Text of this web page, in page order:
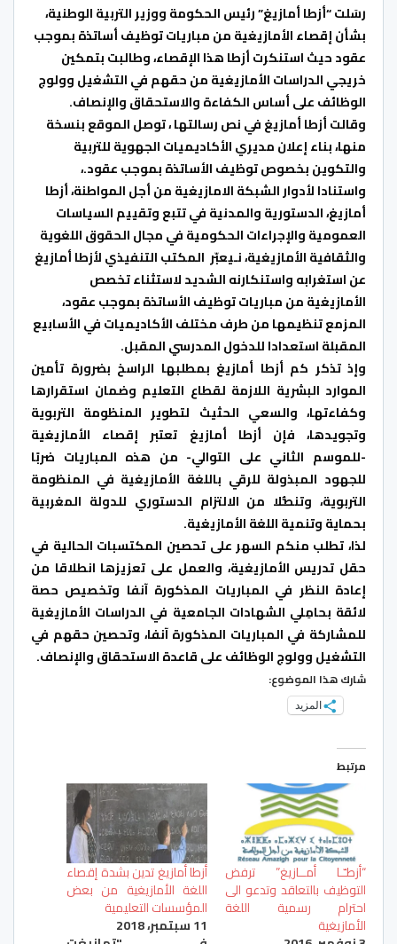
رسَلت “أزطا أمازيغ” رئيس الحكومة ووزير التربية الوطنية،
بشأن إقصاء الأمازيغية من مباريات توظيف أساتذة بموجب
عقودحيث استنكرت أزطا هذا الإقصاء، وطالبت بتمكين
خريجي الدراسات الأمازيغية من حقهم في التشغيل وولوج
الوظائف على أساس الكفاءة والاستحقاق والإنصاف.
وقالت أزطا أمازيغ في نص رسالتها ، توصل الموقع بنسخة
منها، بناء إعلان مديري الأكاديميات الجهوية للتربية
والتكوين بخصوص توظيف الأساتذة بموجب عقود.،
واستنادا لأدوار الشبكة الامازيغية من أجل المواطنة، أزطا
أمازيغ، الدستورية والمدنية في تتبع وتقييم السياسات
العمومية والإجراءات الحكومية في مجال الحقوق اللغوية
والثقافية الأمازيغية، نـيعبّر المكتب التنفيذي لأزطا أمازيغ
عن استغرابه واستنكارنه الشديد لاستثناء تخصص
الأمازيغية من مباريات توظيف الأساتذة بموجب عقود،
المزمع تنظيمها من طرف مختلف الأكاديميات في الأسابيع
المقبلة استعدادا للدخول المدرسي المقبل.
وإذ تذكر كم أزطا أمازيغ بمطلبها الراسخ بضرورة تأمين
الموارد البشرية اللازمة لقطاع التعليم وضمان استقرارها
وكفاءتها، والسعي الحثيث لتطوير المنظومة التربوية
وتجويدها، فإن أزطا أمازيغ تعتبر إقصاء الأمازيغية
-للموسم الثاني على التوالي- من هذه المباريات ضربًا
للجهود المبذولة للرقي باللغة الأمازيغية في المنظومة
التربوية، وتنصُّلا من الالتزام الدستوري للدولة المغربية
بحماية وتنمية اللغة الأمازيغية.
لذا، تطلب منكم السهر على تحصين المكتسبات الحالية في
حقل تدريس الأمازيغية، والعمل على تعزيزها انطلاقا من
إعادة النظر في المباريات المذكورة آنفا وتخصيص حصة
لائقة بحامِلي الشهادات الجامعية في الدراسات الأمازيغية
للمشاركة في المباريات المذكورة آنفا، وتحصين حقهم في
التشغيل وولوج الوظائف على قاعدة الاستحقاق والإنصاف.
شارك هذا الموضوع:
المزيد
مرتبط
“أزطـّـا أمــازيغ” ترفض
التوظيف بالتعاقد وتدعو الى
احترام رسمية اللغة
الأمازيغية
أزطا أمازيغ تدين بشدة إقصاء
اللغة الأمازيغية من بعض
المؤسسات التعليمية
11 سبتمبر، 2018